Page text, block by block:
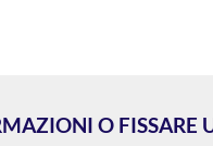
O FISSARE